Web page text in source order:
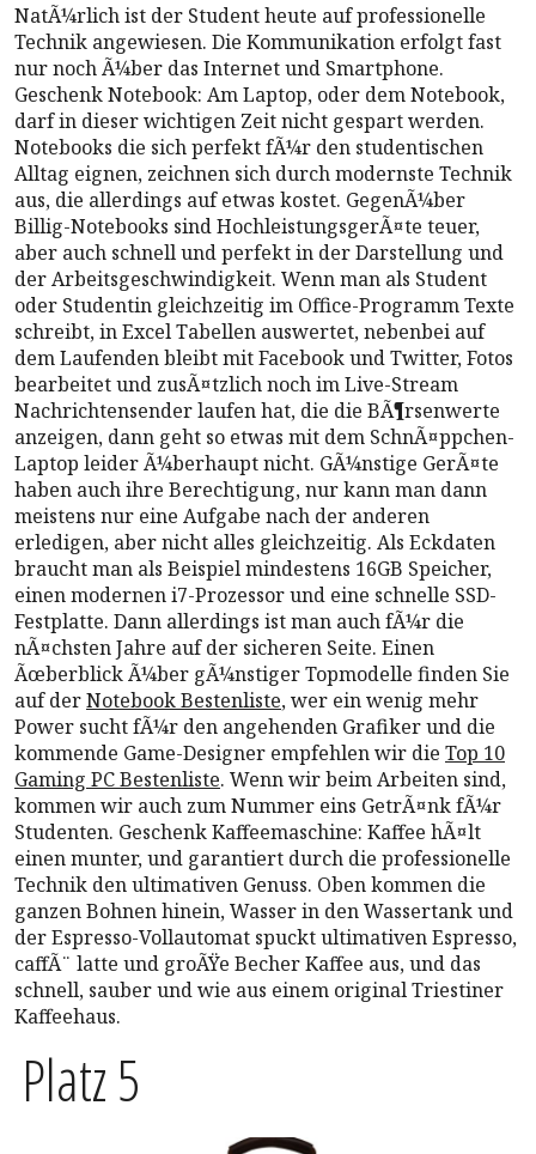
NatÃ¼rlich ist der Student heute auf professionelle
Technik angewiesen. Die Kommunikation erfolgt fast
nur noch Ã¼ber das Internet und Smartphone.
Geschenk Notebook: Am Laptop, oder dem Notebook,
darf in dieser wichtigen Zeit nicht gespart werden.
Notebooks die sich perfekt fÃ¼r den studentischen
Alltag eignen, zeichnen sich durch modernste Technik
aus, die allerdings auf etwas kostet. GegenÃ¼ber
Billig-Notebooks sind HochleistungsgerÃ¤te teuer,
aber auch schnell und perfekt in der Darstellung und
der Arbeitsgeschwindigkeit. Wenn man als Student
oder Studentin gleichzeitig im Office-Programm Texte
schreibt, in Excel Tabellen auswertet, nebenbei auf
dem Laufenden bleibt mit Facebook und Twitter, Fotos
bearbeitet und zusÃ¤tzlich noch im Live-Stream
Nachrichtensender laufen hat, die die BÃ¶rsenwerte
anzeigen, dann geht so etwas mit dem SchnÃ¤ppchen-
Laptop leider Ã¼berhaupt nicht. GÃ¼nstige GerÃ¤te
haben auch ihre Berechtigung, nur kann man dann
meistens nur eine Aufgabe nach der anderen
erledigen, aber nicht alles gleichzeitig. Als Eckdaten
braucht man als Beispiel mindestens 16GB Speicher,
einen modernen i7-Prozessor und eine schnelle SSD-
Festplatte. Dann allerdings ist man auch fÃ¼r die
nÃ¤chsten Jahre auf der sicheren Seite. Einen
Ãœberblick Ã¼ber gÃ¼nstiger Topmodelle finden Sie
auf derNotebook Bestenliste, wer ein wenig mehr
Power sucht fÃ¼r den angehenden Grafiker und die
kommende Game-Designer empfehlen wir die Top 10
Gaming PC Bestenliste. Wenn wir beim Arbeiten sind,
kommen wir auch zum Nummer eins GetrÃ¤nk fÃ¼r
Studenten. Geschenk Kaffeemaschine: Kaffee hÃ¤lt
einen munter, und garantiert durch die professionelle
Technik den ultimativen Genuss. Oben kommen die
ganzen Bohnen hinein, Wasser in den Wassertank und
der Espresso-Vollautomat spuckt ultimativen Espresso,
caffÃ¨ latte und groÃŸe Becher Kaffee aus, und das
schnell, sauber und wie aus einem original Triestiner
Kaffeehaus.
Platz 5